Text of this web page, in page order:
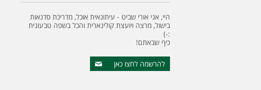
היי, אני אורי שביט - עיתונאית אוכל, מדריכת סדנאות
בישול, מרצה ויועצת קולינארית והכל בשפה טבעונית
:-)
כיף שבאתם!
להרשמה לחצו כאן